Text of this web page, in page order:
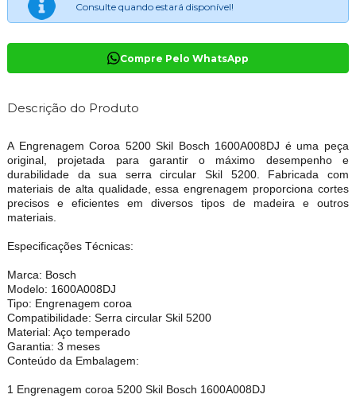
Consulte quando estará disponível!
Compre Pelo WhatsApp
Descrição do Produto
A Engrenagem Coroa 5200 Skil Bosch 1600A008DJ é uma peça
original, projetada para garantir o máximo desempenho e
durabilidade da sua serra circular Skil 5200. Fabricada com
materiais de alta qualidade, essa engrenagem proporciona cortes
precisos e eficientes em diversos tipos de madeira e outros
materiais.
Especificações Técnicas:
Marca: Bosch
Modelo: 1600A008DJ
Tipo: Engrenagem coroa
Compatibilidade: Serra circular Skil 5200
Material: Aço temperado
Garantia: 3 meses
Conteúdo da Embalagem:
1 Engrenagem coroa 5200 Skil Bosch 1600A008DJ